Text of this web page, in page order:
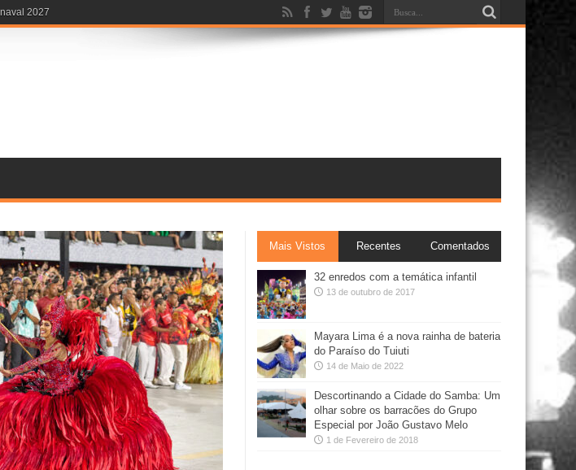
Mais Vistos Recentes Comentados
32 enredos com a temática infantil
13 de outubro de 2017
Mayara Lima é a nova rainha de bateria
do Paraíso do Tuiuti
14 de Maio de 2022
Descortinando a Cidade do Samba: Um
olhar sobre os barracões do Grupo
Especial por João Gustavo Melo
1 de Fevereiro de 2018